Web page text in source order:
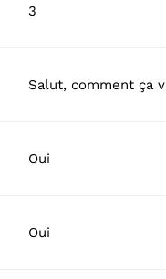
3
Salut, comment ça
Oui
Oui